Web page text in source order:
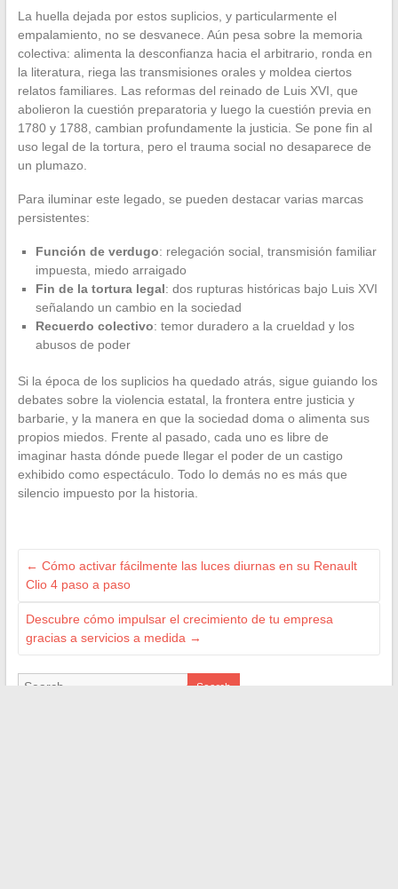
La huella dejada por estos suplicios, y particularmente el
empalamiento, no se desvanece. Aún pesa sobre la memoria
colectiva: alimenta la desconfianza hacia el arbitrario, ronda en
la literatura, riega las transmisiones orales y moldea ciertos
relatos familiares. Las reformas del reinado de Luis XVI, que
abolieron la cuestión preparatoria y luego la cuestión previa en
1780 y 1788, cambian profundamente la justicia. Se pone fin al
uso legal de la tortura, pero el trauma social no desaparece de
un plumazo.
Para iluminar este legado, se pueden destacar varias marcas
persistentes:
Función de verdugo: relegación social, transmisión familiar
impuesta, miedo arraigado
Fin de la tortura legal: dos rupturas históricas bajo Luis XVI
señalando un cambio en la sociedad
Recuerdo colectivo: temor duradero a la crueldad y los
abusos de poder
Si la época de los suplicios ha quedado atrás, sigue guiando los
debates sobre la violencia estatal, la frontera entre justicia y
barbarie, y la manera en que la sociedad doma o alimenta sus
propios miedos. Frente al pasado, cada uno es libre de
imaginar hasta dónde puede llegar el poder de un castigo
exhibido como espectáculo. Todo lo demás no es más que
silencio impuesto por la historia.
← Cómo activar fácilmente las luces diurnas en su Renault
Clio 4 paso a paso
Descubre cómo impulsar el crecimiento de tu empresa
gracias a servicios a medida →
Search